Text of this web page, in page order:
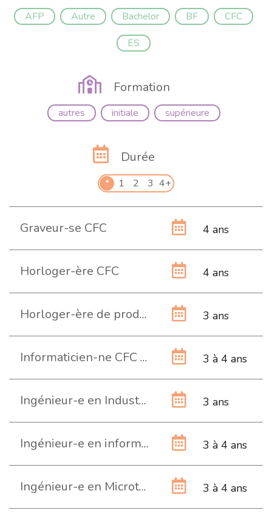
AFP Autre Bachelor BF
CFC
ES
Formation
autres initiale supérieure
Durée
* 1 2 3 4+
Graveur-se CFC 4 ans
Horloger-ère CFC 4 ans
Horloger-ère de production CFC 3 ans
Informaticien-ne CFC (Technique) 3 à 4 ans
Ingénieur-e en Industrial Design Engineering HES 3 ans
Ingénieur-e en informatique et systèmes de communication HES 3 à 4 ans
Ingénieur-e en Microtechniques HES 3 à 4 ans